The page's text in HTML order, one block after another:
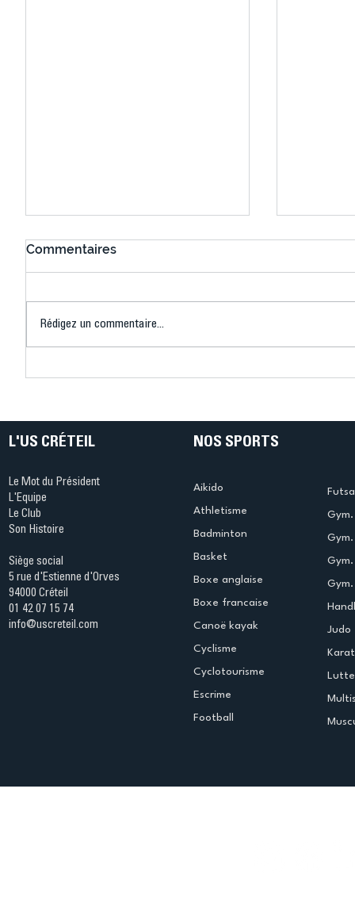
Ping ? Quand le tennis de
termine
Commentaires
Rédigez un commentaire...
L'US CRÉTEIL
Le Mot du Président
L'Equipe
Le Club
Son Histoire
Siège social
5 rue d'Estienne d'Orves
94000 Créteil
01 42 07 15 74
info@uscreteil.com
NOS SPORTS
Aikido
Athletisme
Badminton
Basket
Boxe anglaise
Boxe francaise
Canoë kayak
Cyclisme
Cyclotourisme
Escrime
Football
Judo
Lutte